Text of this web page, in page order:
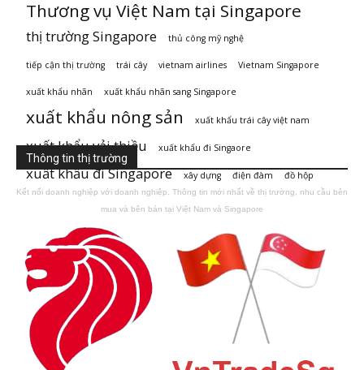
Thương vụ Việt Nam tại Singapore
thị trường Singapore thủ công mỹ nghệ
tiếp cận thị trường trái cây vietnam airlines Vietnam Singapore
xuất khẩu nhãn xuất khẩu nhãn sang Singapore
xuất khẩu nông sản xuất khẩu trái cây việt nam
xuất khẩu vải thiều xuất khẩu đi Singaore
xuất khẩu đi Singapore xây dựng điện đàm đồ hộp
Thông tin thị trường
Kết nối doanh nghiệp với doanh nghiệp. Thông tin mới nhất về thị trường, nhu cầu bên
mua và bên bán tại Việt Nam và Singapore